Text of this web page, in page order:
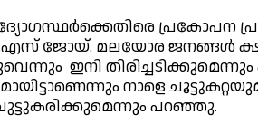
പ്രകോപന
ജോയ്. മലയോര ജനങ്ങള്‍
ഇനി
നാളെ
പറഞ്ഞു.